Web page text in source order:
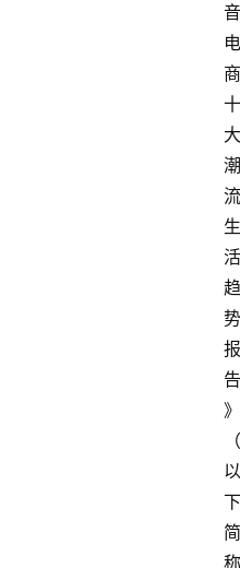
音
电
商
十
大
潮
流
生
活
趋
势
报
告
》
（
以
下
简
称